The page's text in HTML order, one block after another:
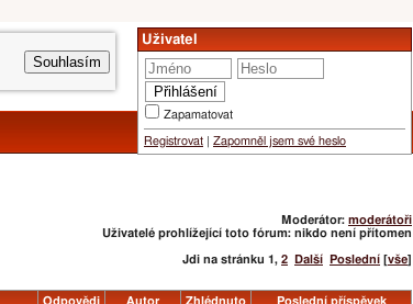
Souhlasím
Uživatel
Zapamatovat
Registrovat Zapomněl jsem své heslo
Moderátor: moderátoři
Uživatelé prohlížející toto fórum: nikdo není přítomen
Jdi na stránku 1, 2 Další Poslední [vše]
Odpovědi Autor Zhlédnuto Poslední příspěvek